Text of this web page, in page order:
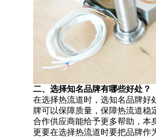
二、 选择知名品牌有哪些好处？
在选择热流道时，选知名品牌好
牌可以保障质量 ， 保障热流道稳
合作供应商能给予更多帮助，本
更要在选择热流道时要把品牌作